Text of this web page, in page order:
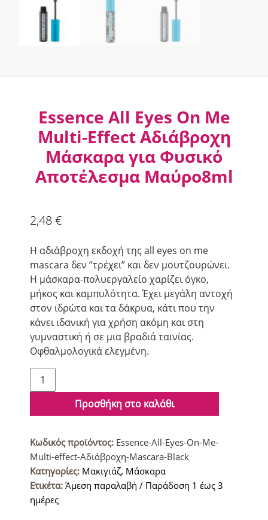
Essence All Eyes On Me
Multi-Effect Αδιάβροχη
Μάσκαρα για Φυσικό
Αποτέλεσμα Μαύρο8ml
2,48€
Η αδιάβροχη εκδοχή της all eyes on me
mascara δεν “τρέχει” και δεν μουτζουρώνει.
Η μάσκαρα-πολυεργαλείο χαρίζει όγκο,
μήκος και καμπυλότητα. Έχει μεγάλη αντοχή
στον ιδρώτα και τα δάκρυα, κάτι που την
κάνει ιδανική για χρήση ακόμη και στη
γυμναστική ή σε μια βραδιά ταινίας.
Οφθαλμολογικά ελεγμένη.
Essence
All
On
Multi-
Effect
Αδιάβροχη
Μάσκαρα
για
Προσθήκη στο καλάθι
Κωδικός προϊόντος: Essence-All-Eyes-On-Me-
Multi-effect-Αδιάβροχη-Mascara-Black
Κατηγορίες: Μακιγιάζ, Μάσκαρα
Ετικέτα: Άμεση παραλαβή / Παράδοση 1 έως 3
ημέρες